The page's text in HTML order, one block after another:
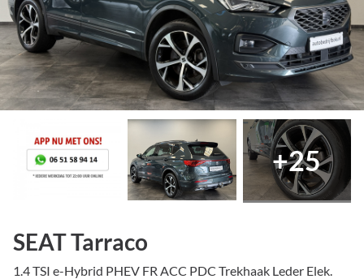
+25
SEAT Tarraco
1.4 TSI e-Hybrid PHEV FR ACC PDC Trekhaak Leder Elek.